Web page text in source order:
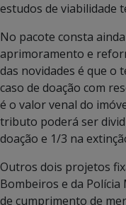
estudos de viabilidade
No pacote consta
aprimoramento e
das novidades é que o
caso de doação com
é o valor venal do
tributo poderá ser
doação e 1/3 na
Outros dois projetos
Bombeiros e da
de cumprimento de